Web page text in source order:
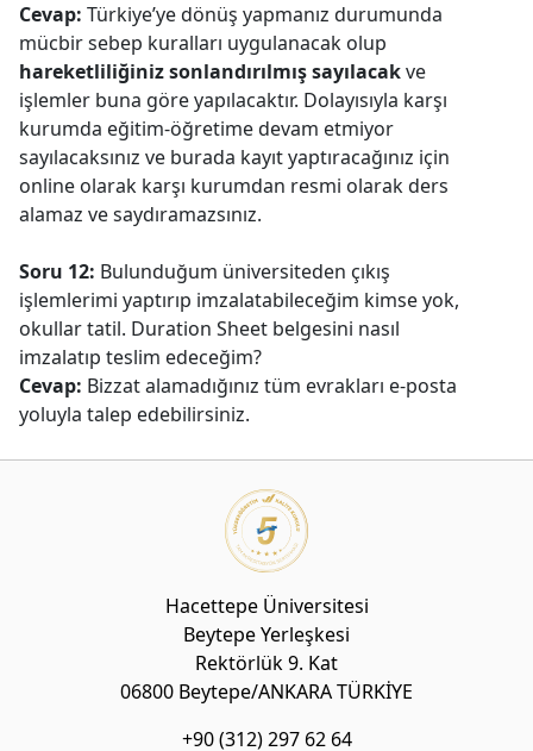
Cevap: Türkiye’ye dönüş yapmanız durumunda
mücbir sebep kuralları uygulanacak olup
hareketliliğiniz sonlandırılmış sayılacakve
işlemler buna göre yapılacaktır. Dolayısıyla karşı
kurumda eğitim-öğretime devam etmiyor
sayılacaksınız ve burada kayıt yaptıracağınız için
online olarak karşı kurumdan resmi olarak ders
alamaz ve saydıramazsınız.
Soru 12: Bulunduğum üniversiteden çıkış
işlemlerimi yaptırıp imzalatabileceğim kimse yok,
okullar tatil. Duration Sheet belgesini nasıl
imzalatıp teslim edeceğim?
Cevap: Bizzat alamadığınız tüm evrakları e-posta
yoluyla talep edebilirsiniz.
Hacettepe Üniversitesi
Beytepe Yerleşkesi
Rektörlük 9. Kat
06800 Beytepe/ANKARA TÜRKİYE
+90 (312) 297 62 64